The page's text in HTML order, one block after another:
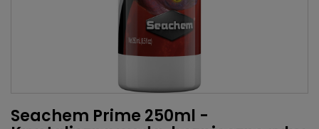
Seachem Prime 250ml -